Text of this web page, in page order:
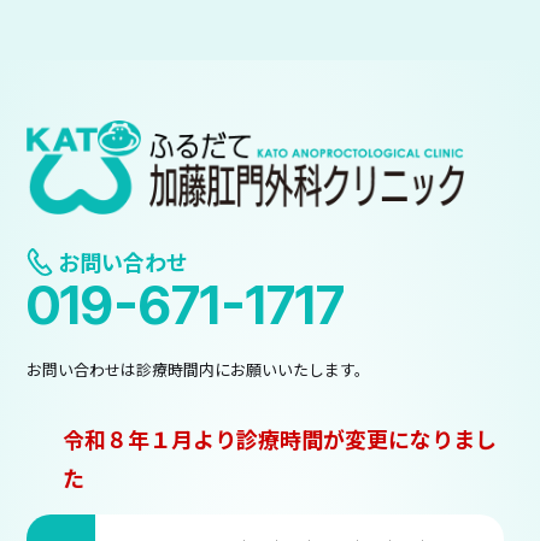
お問い合わせ
019-671-1717
お問い合わせは診療時間内にお願いいたします。
令和８年１月より診療時間が変更になりまし
た